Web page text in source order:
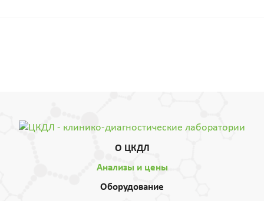
О ЦКДЛ
Анализы и цены
Оборудование